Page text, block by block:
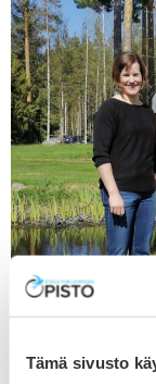
Tämä sivusto